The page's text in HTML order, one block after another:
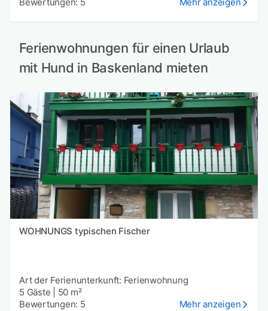
Ferienwohnungen für einen Urlaub
mit Hund in Baskenland mieten
WOHNUNGS typischen Fischer
Art der Ferienunterkunft: Ferienwohnung
5 Gäste
50 m²
Bewertungen: 5
Mehr anzeigen